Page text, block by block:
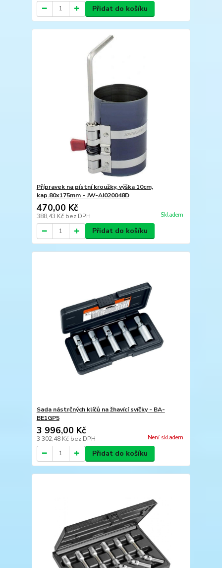
Přidat do košíku
Přípravek na pístní kroužky, výška 10cm,
kap.80x175mm - JW-AI020048D
470,00 Kč
388,43 Kč bez DPH Skladem
Přidat do košíku
Sada nástrčných klíčů na žhavící svíčky - BA-
BE1GP5
3 996,00 Kč
3 302,48 Kč bez DPH Není skladem
Přidat do košíku